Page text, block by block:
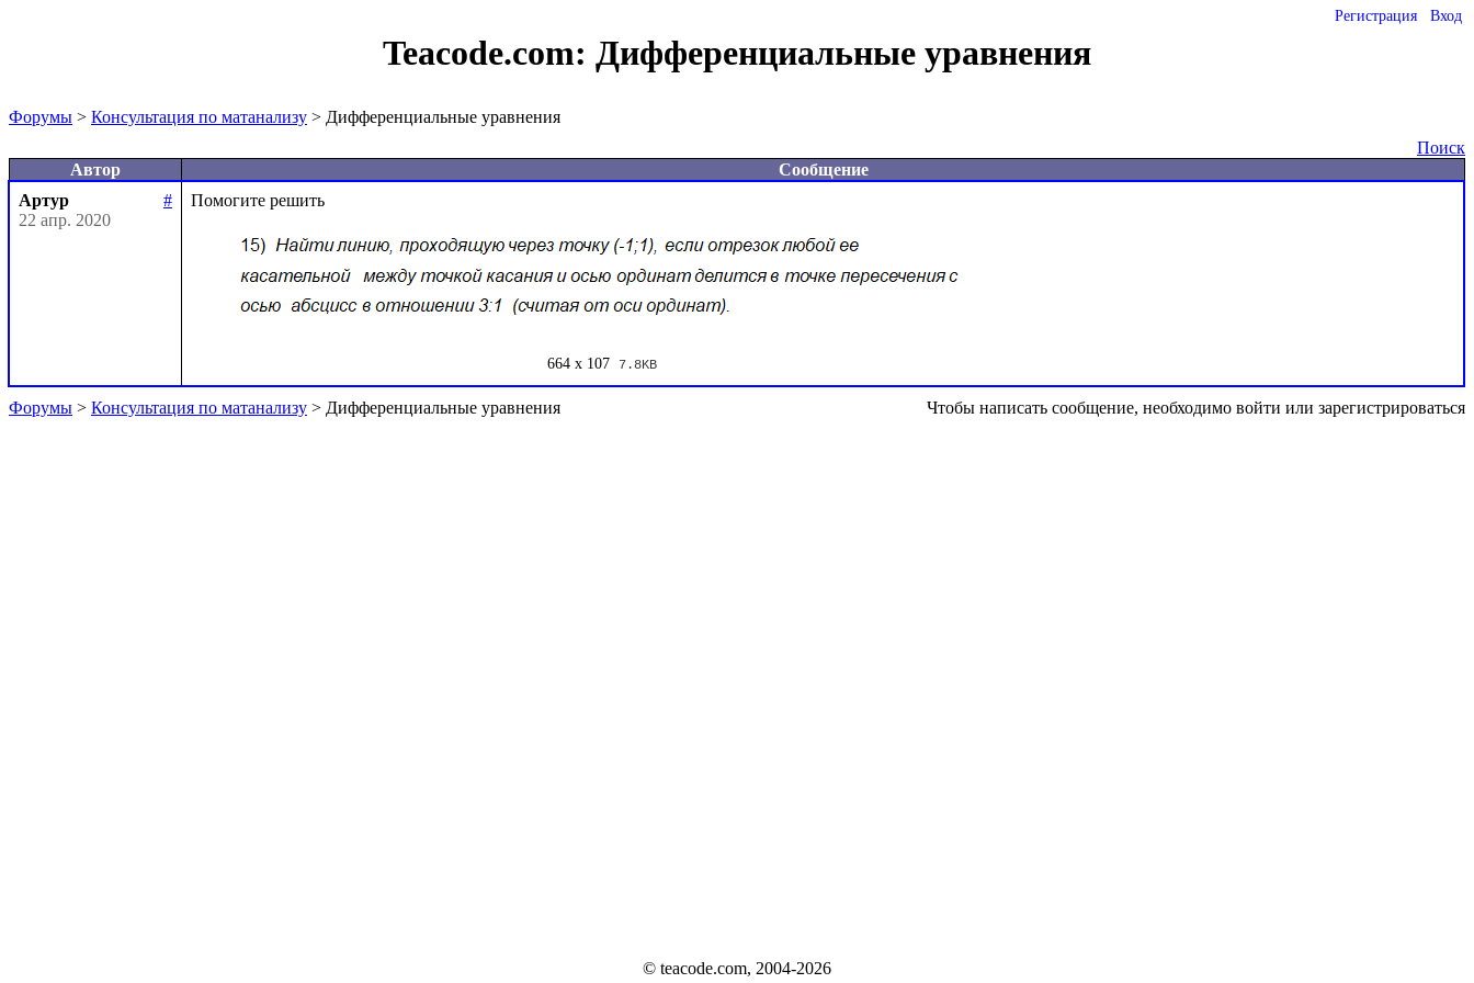
Регистрация Вход
Teacode.com: Дифференциальные уравнения
Форумы > Консультация по матанализу > Дифференциальные уравнения
Поиск
Автор
Сообщение
Артур
#
22 апр. 2020
664 x 107 7.8KB
Форумы > Консультация по матанализу > Дифференциальные уравнения Чтобы написать сообщение, необходимо войти или зарегистрироваться
© teacode.com, 2004-2026